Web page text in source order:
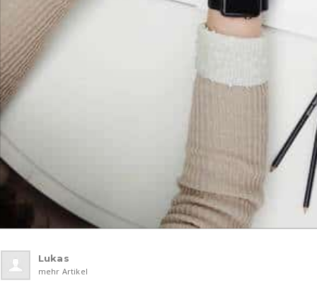
Lukas
mehr Artikel